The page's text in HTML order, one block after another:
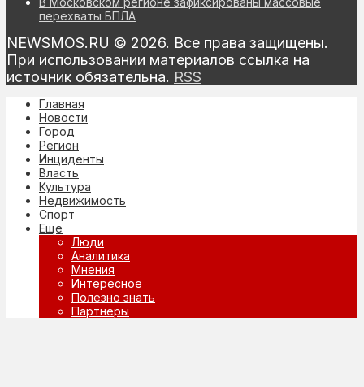
перехваты БПЛА
NEWSMOS.RU © 2026. Все права защищены.
При использовании материалов ссылка на
источник обязательна. RSS
Главная
Новости
Город
Регион
Инциденты
Власть
Культура
Недвижимость
Спорт
Еще
Люди
Аналитика
Мнения
Интересное
Полезно знать
Партнеры